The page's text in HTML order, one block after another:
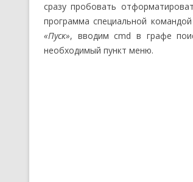
сразу пробовать
программа специальной
«Пуск», вводим cmd в графе
необходимый пункт меню.